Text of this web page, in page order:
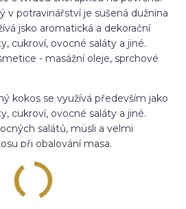
v potravinářství je sušená dužnina
jsko aromatická a dekorační
cukroví, ovocné saláty a jiné.
- masážní oleje, sprchové
kokos se využívá především jako
cukroví, ovocné saláty a jiné.
salátů, müsli a velmi
při obalování masa.